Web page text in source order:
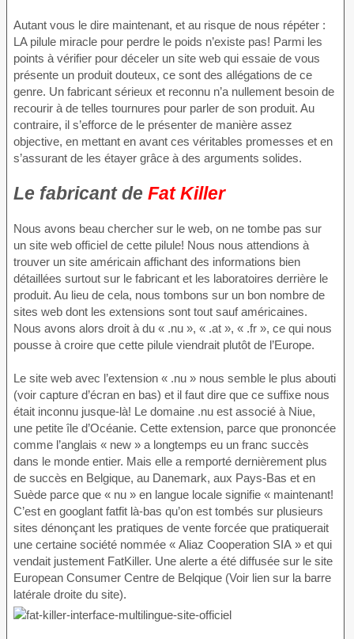
Autant vous le dire maintenant, et au risque de nous répéter :
LA pilule miracle pour perdre le poids n’existe pas! Parmi les
points à vérifier pour déceler un site web qui essaie de vous
présente un produit douteux, ce sont des allégations de ce
genre. Un fabricant sérieux et reconnu n’a nullement besoin de
recourir à de telles tournures pour parler de son produit. Au
contraire, il s’efforce de le présenter de manière assez
objective, en mettant en avant ces véritables promesses et en
s’assurant de les étayer grâce à des arguments solides.
Le fabricant de Fat Killer
Nous avons beau chercher sur le web, on ne tombe pas sur
un site web officiel de cette pilule! Nous nous attendions à
trouver un site américain affichant des informations bien
détaillées surtout sur le fabricant et les laboratoires derrière le
produit. Au lieu de cela, nous tombons sur un bon nombre de
sites web dont les extensions sont tout sauf américaines.
Nous avons alors droit à du « .nu », « .at », « .fr », ce qui nous
pousse à croire que cette pilule viendrait plutôt de l’Europe.
Le site web avec l’extension « .nu » nous semble le plus abouti
(voir capture d’écran en bas) et il faut dire que ce suffixe nous
était inconnu jusque-là! Le domaine .nu est associé à Niue,
une petite île d’Océanie. Cette extension, parce que prononcée
comme l’anglais « new » a longtemps eu un franc succès
dans le monde entier. Mais elle a remporté dernièrement plus
de succès en Belgique, au Danemark, aux Pays-Bas et en
Suède parce que « nu » en langue locale signifie « maintenant!
C’est en googlant fatfit là-bas qu’on est tombés sur plusieurs
sites dénonçant les pratiques de vente forcée que pratiquerait
une certaine société nommée « Aliaz Cooperation SIA » et qui
vendait justement FatKiller. Une alerte a été diffusée sur le site
European Consumer Centre de Belqique (Voir lien sur la barre
latérale droite du site).